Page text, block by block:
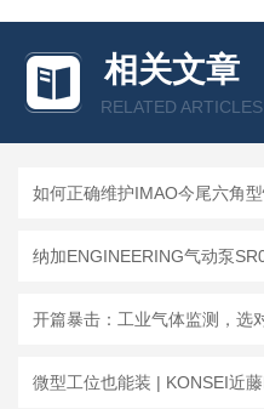
相关文章
RELATED ARTICLES